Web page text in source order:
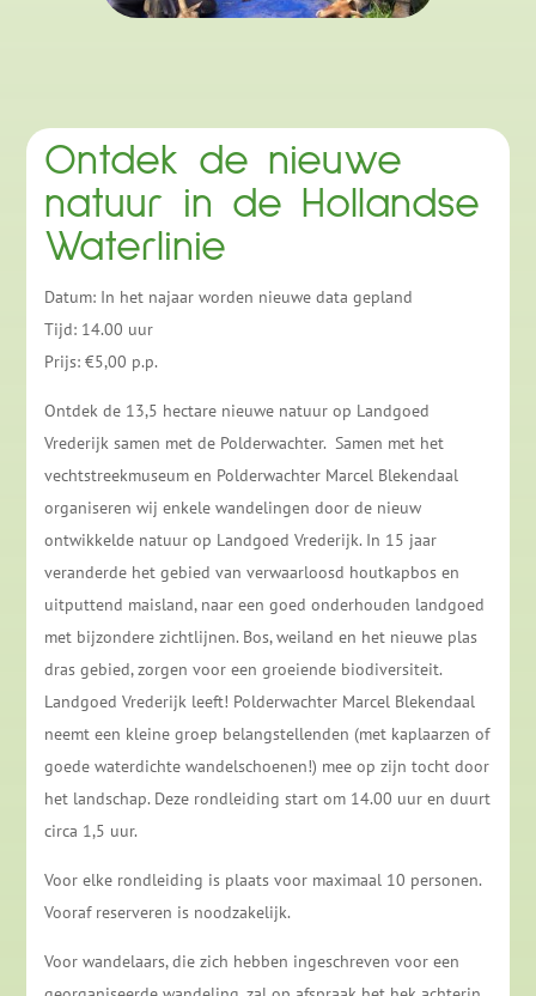
Ontdek de nieuwe
natuur in de Hollandse
Waterlinie
Datum: In het najaar worden nieuwe data gepland
Tijd: 14.00 uur
Prijs: €5,00 p.p.
Ontdek de 13,5 hectare nieuwe natuur op Landgoed
Vrederijk samen met de Polderwachter. Samen met het
vechtstreekmuseum en Polderwachter Marcel Blekendaal
organiseren wij enkele wandelingen door de nieuw
ontwikkelde natuur op Landgoed Vrederijk. In 15 jaar
veranderde het gebied van verwaarloosd houtkapbos en
uitputtend maisland, naar een goed onderhouden landgoed
met bijzondere zichtlijnen. Bos, weiland en het nieuwe plas
dras gebied, zorgen voor een groeiende biodiversiteit.
Landgoed Vrederijk leeft! Polderwachter Marcel Blekendaal
neemt een kleine groep belangstellenden (met kaplaarzen of
goede waterdichte wandelschoenen!) mee op zijn tocht door
het landschap. Deze rondleiding start om 14.00 uur en duurt
circa 1,5 uur.
Voor elke rondleiding is plaats voor maximaal 10 personen.
Vooraf reserveren is noodzakelijk.
Voor wandelaars, die zich hebben ingeschreven voor een